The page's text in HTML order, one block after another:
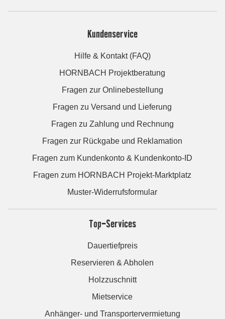
Kundenservice
Hilfe & Kontakt (FAQ)
HORNBACH Projektberatung
Fragen zur Onlinebestellung
Fragen zu Versand und Lieferung
Fragen zu Zahlung und Rechnung
Fragen zur Rückgabe und Reklamation
Fragen zum Kundenkonto & Kundenkonto-ID
Fragen zum HORNBACH Projekt-Marktplatz
Muster-Widerrufsformular
Top-Services
Dauertiefpreis
Reservieren & Abholen
Holzzuschnitt
Mietservice
Anhänger- und Transportervermietung